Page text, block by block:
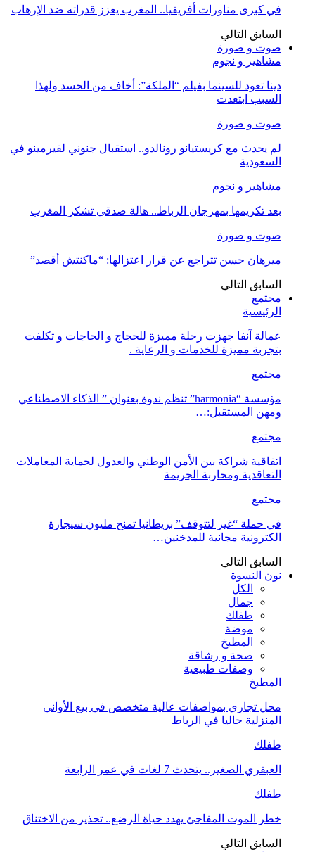
في كبرى مناورات أفريقيا.. المغرب يعزز قدراته ضد الإرهاب
السابق التالي
صوت و صورة
مشاهير و نجوم
دينا تعود للسينما بفيلم “الملكة”: أخاف من الحسد ولهذا
السبب ابتعدت
صوت و صورة
لم يحدث مع كريستيانو رونالدو.. استقبال جنوني لفيرمينو في
السعودية
مشاهير و نجوم
بعد تكريمها بمهرجان الرباط.. هالة صدقي تشكر المغرب
صوت و صورة
ميرهان حسن تتراجع عن قرار اعتزالها: “ماكنتش أقصد”
السابق التالي
مجتمع
الرئيسية
عمالة آنفا جهزت رحلة مميزة للحجاج و الحاجات و تكلفت
بتجربة مميزة للخدمات و الرعاية .
مجتمع
مؤسسة “harmonia” تنظم ندوة بعنوان ” الذكاء الاصطناعي
ومهن المستقبل:…
مجتمع
اتفاقية شراكة بين الأمن الوطني والعدول لحماية المعاملات
التعاقدية ومحاربة الجريمة
مجتمع
في حملة “غير لتتوقف” بريطانيا تمنح مليون سيجارة
الكترونية مجانية للمدخنين…
السابق التالي
نون النسوة
الكل
جمال
طفلك
موضة
المطبخ
صحة و رشاقة
وصفات طبيعية
المطبخ
محل تجاري بمواصفات عالية متخصص في بيع الأواني
المنزلية حاليا في الرباط
طفلك
العبقري الصغير.. يتحدث 7 لغات في عمر الرابعة
طفلك
خطر الموت المفاجئ يهدد حياة الرضع.. تحذير من الاختناق
السابق التالي